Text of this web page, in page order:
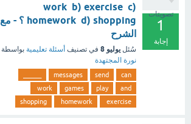
تصويتات
1
إجابة
work b) exercise c)
homework d) shopping ؟ - مع
الشرح
سُئل يوليو 8 في تصنيف أسئلة تعليمية بواسطة
نورة المجتهدة
can
send
messages
and
play
games
work
exercise
homework
shopping